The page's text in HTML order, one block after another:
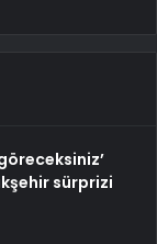
sürprizi